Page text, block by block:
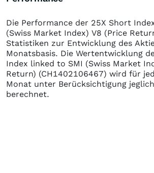
Die Performance der 25X Short
(Swiss Market Index) V8 (Price
Statistiken zur Entwicklung des
Monatsbasis. Die Wertentwicklung
Index linked to SMI (Swiss Market
Return) (CH1402106467) wird für
Monat unter Berücksichtigung
berechnet.